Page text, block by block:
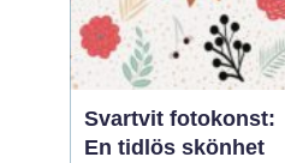
Svartvit fotokonst:
En tidlös skönhet